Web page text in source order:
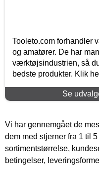
Tooleto.com forhandler
og amatører. De har
værktøjsindustrien, så
bedste produkter. Klik
Se
Vi har gennemgået de
dem med stjerner fra 1 til
sortimentstørrelse,
betingelser,